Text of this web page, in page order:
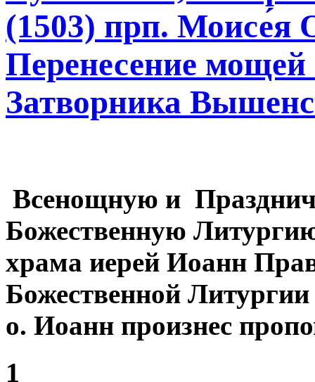
(1503) прп. Моисе́я
Перенесение
Затворника
Всенощную и
Божественную
храма иерей Иоанн
Божественной
о. Иоанн произнес
1